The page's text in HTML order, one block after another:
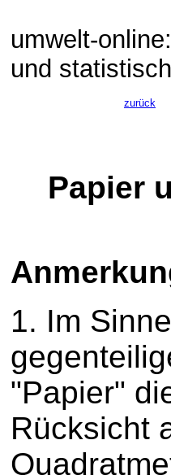
umwelt-
und
zurück
Papier
1. Im
"Papier"
Rücksicht